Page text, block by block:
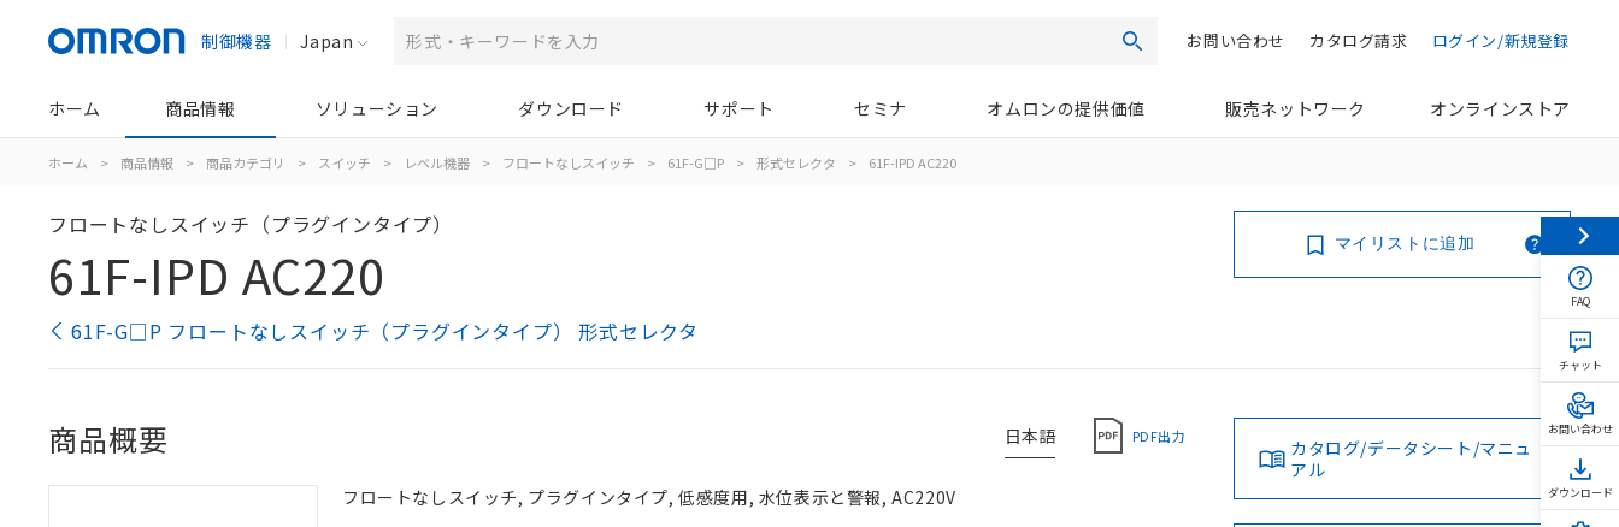
制御機器 Japan 検索 ログイン/新規登録
カタログ請求
お問い合わせ
ホーム 商品情報 ソリューション ダウンロード サポート セミナ オムロンの提供価値 販売ネットワーク オンラインストア
ホーム > 商品情報 > 商品カテゴリ > スイッチ > レベル機器 > フロートなしスイッチ > 61F-G□P > 形式セレクタ > 61F-IPD AC220
フロートなしスイッチ（プラグインタイプ）
61F-IPD AC220
61F-G□P フロートなしスイッチ（プラグインタイプ） 形式セレクタ
マイリストに追加
日本語 PDF出力
商品概要
フロートなしスイッチ, プラグインタイプ, 低感度用, 水位表示と警報, AC220V
カタログ/データシート/マニュ
アル
FAQ
チャット
お問い合わせ
ダウンロード